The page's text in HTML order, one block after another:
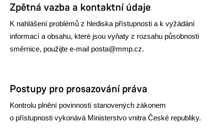
Zpětná vazba a kontaktní údaje
K nahlášení problémů z hlediska přístupnosti a k vyžádání
informací a obsahu, které jsou vyňaty z rozsahu působnosti
směrnice, použijte e-mail posta@mmp.cz.
Postupy pro prosazování práva
Kontrolu plnění povinností stanovených zákonem
o přístupnosti vykonává Ministerstvo vnitra České republiky.